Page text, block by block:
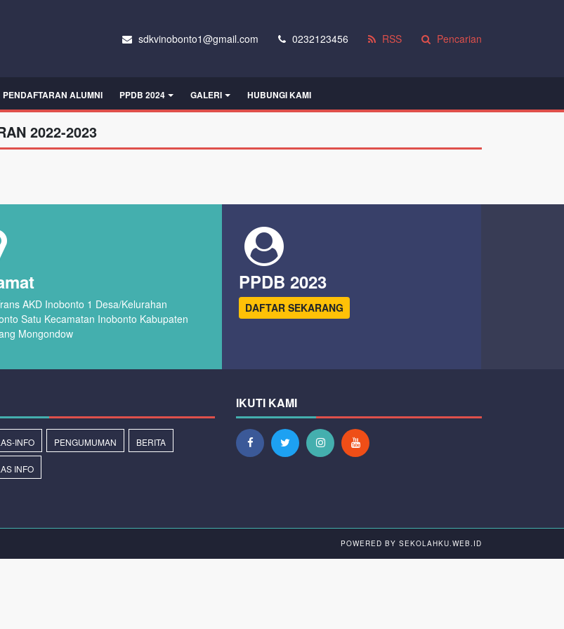
sdkvinobonto1@gmail.com 0232123456 RSS Pencarian
PENDAFTARAN ALUMNI PPDB 2024 GALERI HUBUNGI KAMI
2022-2023
AKD Inobonto 1 Desa/Kelurahan
Satu Kecamatan Inobonto Kabupaten
Mongondow
PPDB 2023
DAFTAR SEKARANG
INFO PENGUMUMAN BERITA
INFO
IKUTI KAMI
POWERED BY SEKOLAHKU.WEB.ID